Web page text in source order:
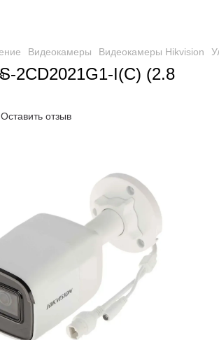
Видеокамеры Видеокамеры Hikvision
2CD2021G1-I(C) (2.8
Оставить отзыв